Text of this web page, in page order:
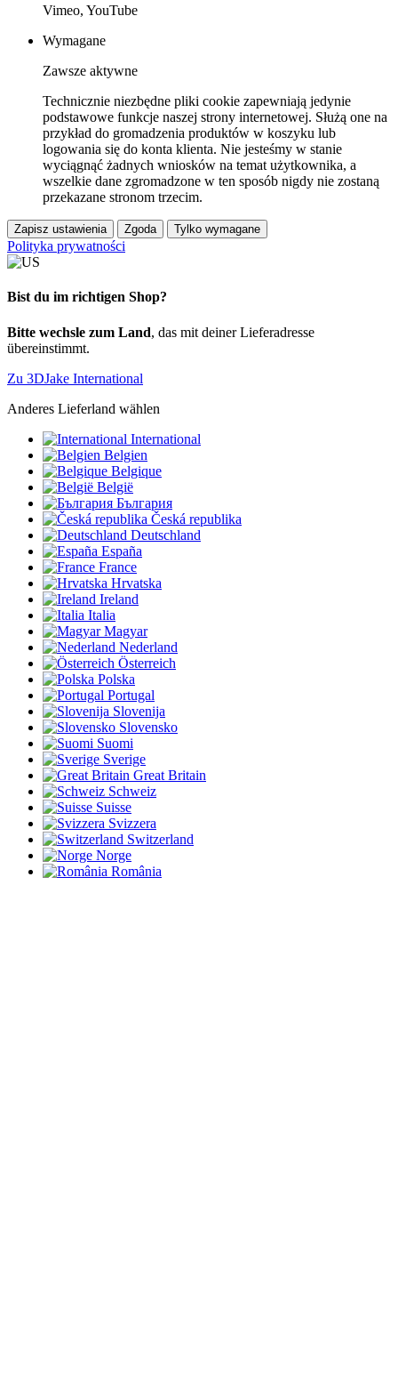
Vimeo, YouTube
Wymagane
Zawsze aktywne
Technicznie niezbędne pliki cookie zapewniają jedynie
podstawowe funkcje naszej strony internetowej. Służą one na
przykład do gromadzenia produktów w koszyku lub
logowania się do konta klienta. Nie jesteśmy w stanie
wyciągnąć żadnych wniosków na temat użytkownika, a
wszelkie dane zgromadzone w ten sposób nigdy nie zostaną
przekazane stronom trzecim.
Zapisz ustawienia Zgoda Tylko wymagane
Polityka prywatności
Bist du im richtigen Shop?
Bitte wechsle zum Land, das mit deiner Lieferadresse
übereinstimmt.
Zu 3DJake International
Anderes Lieferland wählen
International
Belgien
Belgique
België
България
Česká republika
Deutschland
España
France
Hrvatska
Ireland
Italia
Magyar
Nederland
Österreich
Polska
Portugal
Slovenija
Slovensko
Suomi
Sverige
Great Britain
Schweiz
Suisse
Svizzera
Switzerland
Norge
România